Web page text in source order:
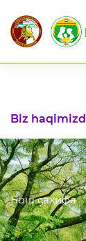
Biz
Бош саҳифа